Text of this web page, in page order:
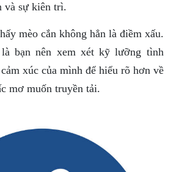
và sự kiên trì.
mèo cắn không hẳn là điềm xấu.
bạn nên xem xét kỹ lưỡng tình
xúc của mình để hiểu rõ hơn về
mơ muốn truyền tải.